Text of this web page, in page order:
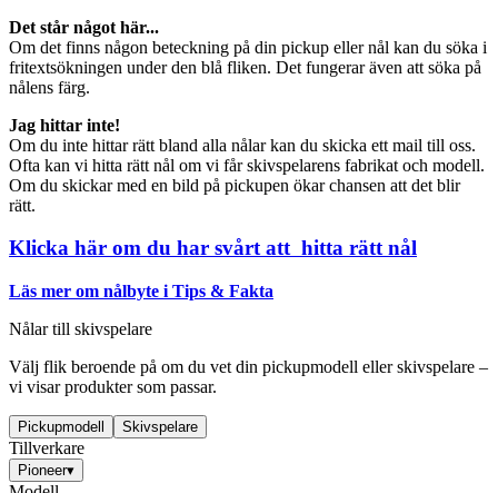
Det står något här...
Om det finns någon beteckning på din pickup eller nål kan du söka i
fritextsökningen under den blå fliken. Det fungerar även att söka på
nålens färg.
Jag hittar inte!
Om du inte hittar rätt bland alla nålar kan du skicka ett mail till oss.
Ofta kan vi hitta rätt nål om vi får skivspelarens fabrikat och modell.
Om du skickar med en bild på pickupen ökar chansen att det blir
rätt.
Klicka här om du har svårt att hitta rätt nål
Läs mer om nålbyte i Tips & Fakta
Nålar till skivspelare
Välj flik beroende på om du vet din pickupmodell eller skivspelare –
vi visar produkter som passar.
Pickupmodell Skivspelare
Tillverkare
Pioneer▾